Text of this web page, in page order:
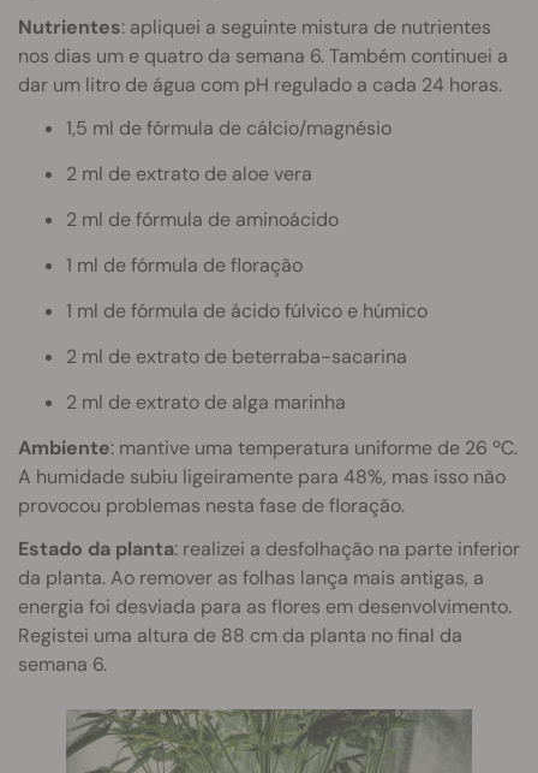
Nutrientes: apliquei a seguinte mistura de nutrientes
nos dias um e quatro da semana 6. Também continuei a
dar um litro de água com pH regulado a cada 24 horas.
1,5 ml de fórmula de cálcio/magnésio
2 ml de extrato de aloe vera
2 ml de fórmula de aminoácido
1 ml de fórmula de floração
1 ml de fórmula de ácido fúlvico e húmico
2 ml de extrato de beterraba-sacarina
2 ml de extrato de alga marinha
Ambiente: mantive uma temperatura uniforme de 26 ºC.
A humidade subiu ligeiramente para 48%, mas isso não
provocou problemas nesta fase de floração.
Estado da planta: realizei a desfolhação na parte inferior
da planta. Ao remover as folhas lança mais antigas, a
energia foi desviada para as flores em desenvolvimento.
Registei uma altura de 88 cm da planta no final da
semana 6.